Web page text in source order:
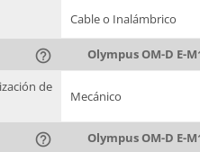
Cable o Inalámbrico
help_outline Olympus OM-D E-
de
Mecánico
help_outline Olympus OM-D E-